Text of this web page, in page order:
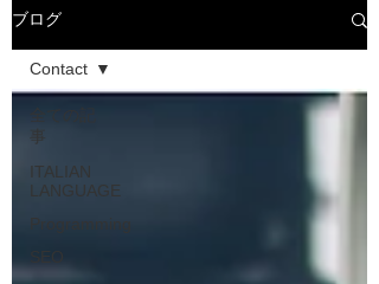
ブログ
ITALIAN
LANGUAGE
Programming
Contact